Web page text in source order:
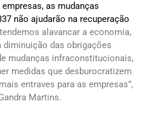
as mudanças
não ajudarão na recuperação
alavancar a economia,
das obrigações
mudanças infraconstitucionais,
medidas que desburocratizem
entraves para as empresas”,
Martins.